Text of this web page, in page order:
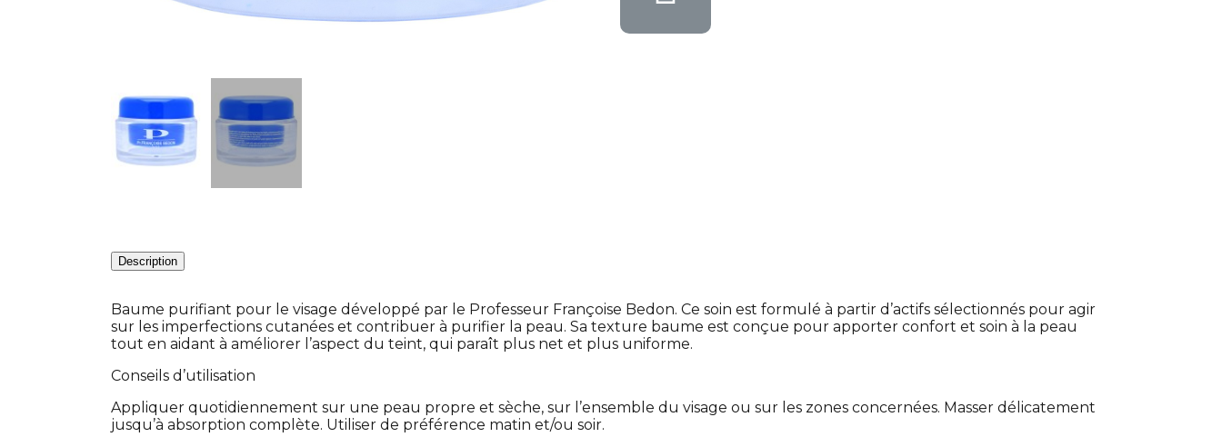
Description
Baume purifiant pour le visage développé par le Professeur Françoise Bedon. Ce soin est formulé à partir d’actifs sélectionnés pour agir
sur les imperfections cutanées et contribuer à purifier la peau. Sa texture baume est conçue pour apporter confort et soin à la peau
tout en aidant à améliorer l’aspect du teint, qui paraît plus net et plus uniforme.
Conseils d’utilisation
Appliquer quotidiennement sur une peau propre et sèche, sur l’ensemble du visage ou sur les zones concernées. Masser délicatement
jusqu’à absorption complète. Utiliser de préférence matin et/ou soir.